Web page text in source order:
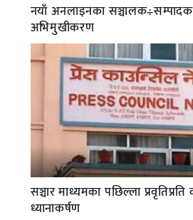
नयाँ अनलाइनका
अभिमुखीकरण
सञ्चार माध्यमका पछिल्ला
ध्यानाकर्षण